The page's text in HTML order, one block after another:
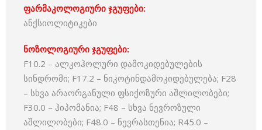
ფარმაკოლოგიური ჯგუფები:
ანქსიოლიტიკები
ნოზოლოგიური ჯგუფები:
F10.2 – ალკოჰოლური დამოკიდებულების
სინდრომი; F17.2 – ნიკოტინდამოკიდებულება; F28
– სხვა არაორგანული ფსიქოზური აშლილობები;
F30.0 – ჰიპომანია; F48 – სხვა ნევროზული
აშლილობები; F48.0 – ნევრასთენია; R45.0 –